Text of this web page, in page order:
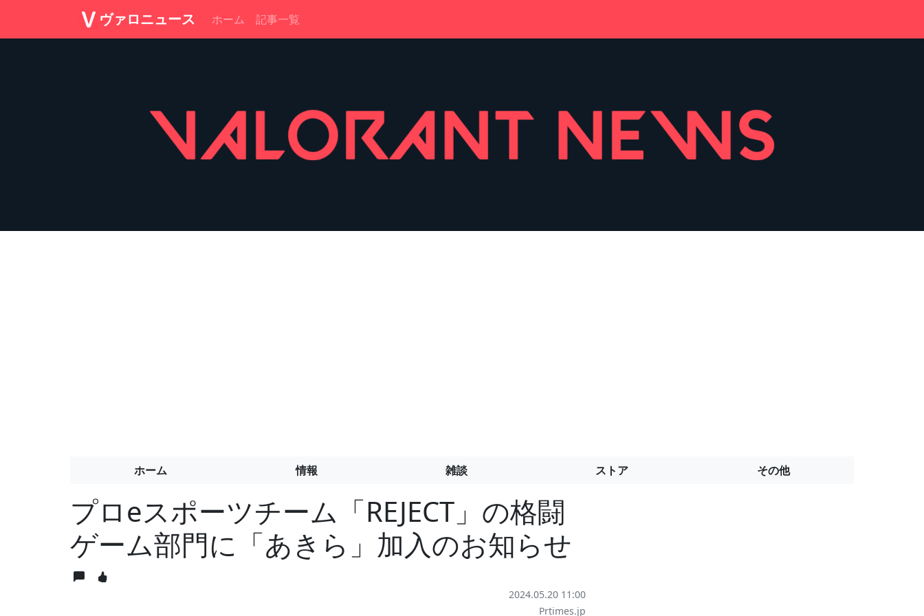
ヴァロニュース ホーム 記事一覧
ホーム 情報 雑談 ストア その他
プロeスポーツチーム「REJECT」の格闘
ゲーム部門に「あきら」加入のお知らせ
2024.05.20 11:00
Prtimes.jp